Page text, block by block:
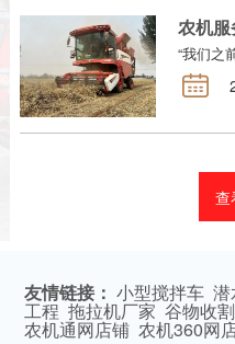
查
友情链接： 小型搅拌车
工程 拖拉机厂家 谷物收
农机通网店铺 农机360网